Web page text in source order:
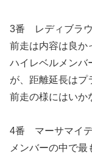
3番 レディブラ
前走は内容は良か
ハイレベルメンバ
が、距離延長はプ
前走の様にはいか
4番 マーサマイ
メンバーの中で最